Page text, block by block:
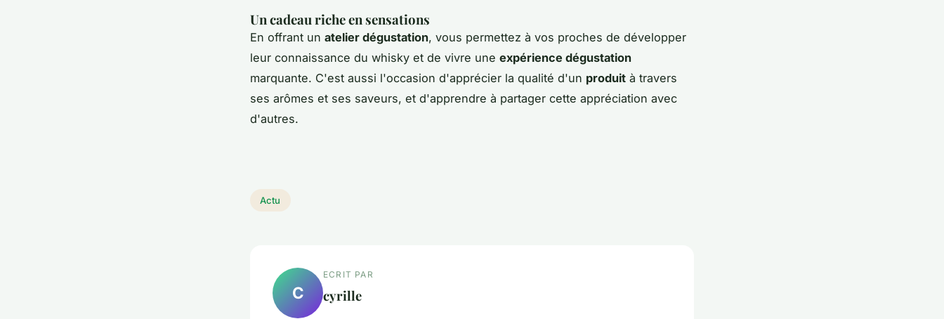
Un cadeau riche en sensations
En offrant un atelier dégustation, vous permettez à vos proches de développer
leur connaissance du whisky et de vivre une expérience dégustation
marquante. C'est aussi l'occasion d'apprécier la qualité d'un produit à travers
ses arômes et ses saveurs, et d'apprendre à partager cette appréciation avec
d'autres.
Actu
C
ECRIT PAR
cyrille